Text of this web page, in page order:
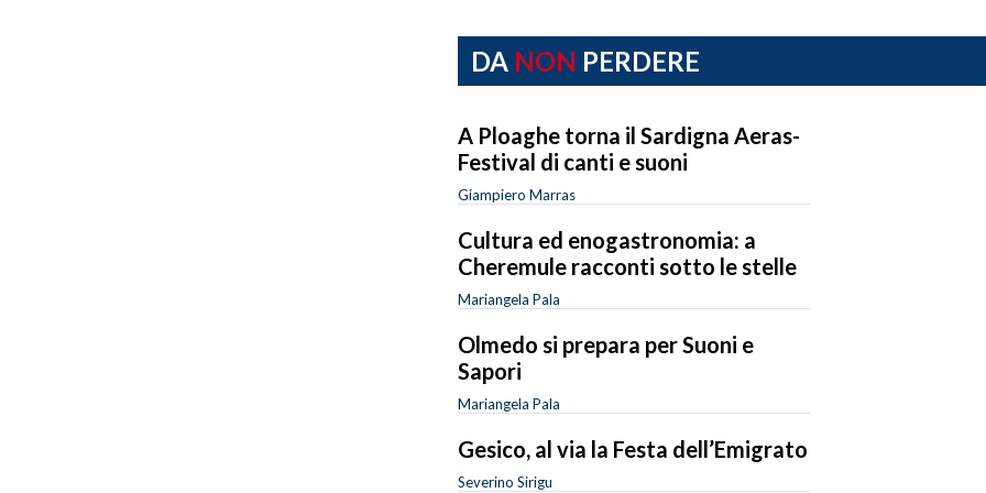
DA NON PERDERE
A Ploaghe torna il Sardigna Aeras-
Festival di canti e suoni
Giampiero Marras
Cultura ed enogastronomia: a
Cheremule racconti sotto le stelle
Mariangela Pala
Olmedo si prepara per Suoni e
Sapori
Mariangela Pala
Gesico, al via la Festa dell’Emigrato
Severino Sirigu